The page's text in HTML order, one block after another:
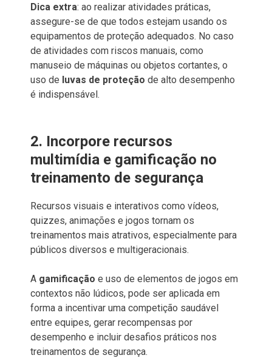
Dica extra: ao realizar atividades práticas,
assegure-se de que todos estejam usando os
equipamentos de proteção adequados. No caso
de atividades com riscos manuais, como
manuseio de máquinas ou objetos cortantes, o
uso de luvas de proteção de alto desempenho
é indispensável.
2. Incorpore recursos
multimídia e gamificação no
treinamento de segurança
Recursos visuais e interativos como vídeos,
quizzes, animações e jogos tornam os
treinamentos mais atrativos, especialmente para
públicos diversos e multigeracionais.
A gamificação e uso de elementos de jogos em
contextos não lúdicos, pode ser aplicada em
forma a incentivar uma competição saudável
entre equipes, gerar recompensas por
desempenho e incluir desafios práticos nos
treinamentos de segurança.